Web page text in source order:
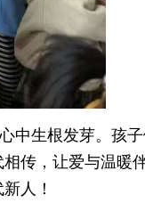
中生根发芽。孩
传，让爱与温暖
人！